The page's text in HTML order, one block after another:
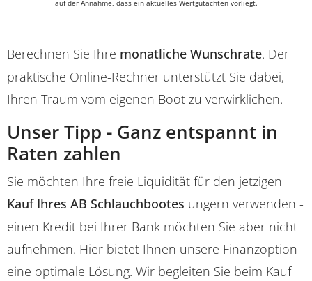
auf der Annahme, dass ein aktuelles Wertgutachten vorliegt.
Berechnen Sie Ihre monatliche Wunschrate. Der
praktische Online-Rechner unterstützt Sie dabei,
Ihren Traum vom eigenen Boot zu verwirklichen.
Unser Tipp - Ganz entspannt in
Raten zahlen
Sie möchten Ihre freie Liquidität für den jetzigen
Kauf Ihres AB Schlauchbootes ungern verwenden -
einen Kredit bei Ihrer Bank möchten Sie aber nicht
aufnehmen. Hier bietet Ihnen unsere Finanzoption
eine optimale Lösung. Wir begleiten Sie beim Kauf